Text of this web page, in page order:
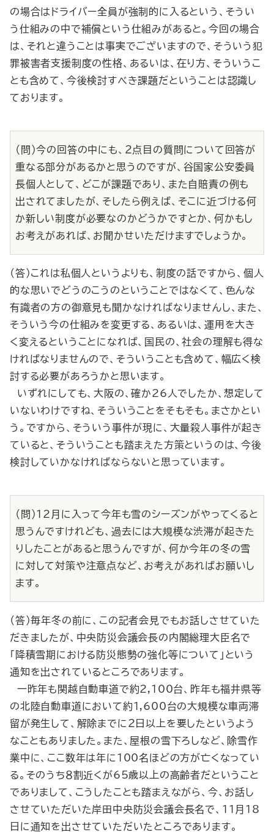
の場合はドライバー全員が強制的に入るという、そうい
う仕組みの中で補償という仕組みがあると。今回の場合
は、それと違うことは事実でございますので、そういう犯
罪被害者支援制度の性格、あるいは、在り方、そういうこ
とも含めて、今後検討すべき課題だということは認識し
ております。
（問）今の回答の中にも、２点目の質問について回答が
重なる部分があるかと思うのですが、谷国家公安委員
長個人として、どこが課題であり、また自賠責の例も
出されてましたが、そしたら例えば、そこに近づける何
か新しい制度が必要なのかどうかですとか、何かもし
お考えがあれば、お聞かせいただけますでしょうか。
（答）これは私個人というよりも、制度の話ですから、個人
的な思いでどうのこうのということではなくて、色んな
有識者の方の御意見も聞かなければなりませんし、また、
そういう今の仕組みを変更する、あるいは、運用を大き
く変えるということになれば、国民の、社会の理解も得な
ければなりませんので、そういうことも含めて、幅広く検
討する必要があろうかと思います。
いずれにしても、大阪の、確か26人でしたか、想定して
いないわけですね、そういうことをそもそも。まさかとい
う。ですから、そういう事件が現に、大量殺人事件が起き
ていると、そういうことも踏まえた方策というのは、今後
検討していかなければならないと思っています。
（問）12月に入って今年も雪のシーズンがやってくると
思うんですけれども、過去には大規模な渋滞が起きた
りしたことがあると思うんですが、何か今年の冬の雪
に対して対策や注意点など、お考えがあればお願いし
ます。
（答）毎年冬の前に、この記者会見でもお話しさせていた
だきましたが、中央防災会議会長の内閣総理大臣名で
「降積雪期における防災態勢の強化等について」という
通知を出されているところであります。
一昨年も関越自動車道で約2,100台、昨年も福井県等
の北陸自動車道において約1,600台の大規模な車両滞
留が発生して、解除までに２日以上を要したというよう
なこともありました。また、屋根の雪下ろしなど、除雪作
業中に、ここ数年は年に100名ほどの方が亡くなってい
る。そのうち８割近くが65歳以上の高齢者だということ
でありまして、こうしたことも踏まえながら、今、お話し
させていただいた岸田中央防災会議会長名で、11月18
日に通知を出させていただいたところであります。